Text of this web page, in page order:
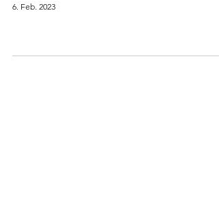
6. Feb. 2023